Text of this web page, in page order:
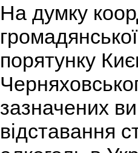
На думку
порятунку
зазначених
відставання